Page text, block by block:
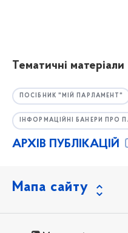
Тематичні матеріали
ПОСІБНИК "МІЙ ПАРЛАМЕНТ"
ІНФОРМАЦІЙНІ БАНЕРИ ПРО
АРХІВ ПУБЛІКАЦІЙ
Мапа сайту